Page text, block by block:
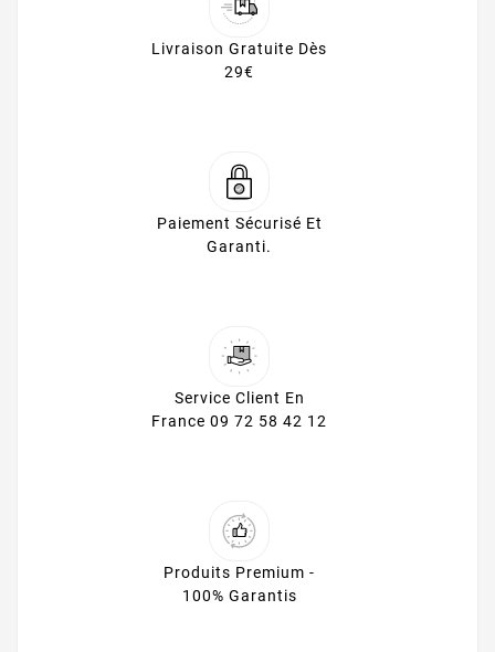
Livraison Gratuite Dès
29€
Paiement Sécurisé Et
Garanti.
Service Client En
France 09 72 58 42 12
Produits Premium -
100% Garantis